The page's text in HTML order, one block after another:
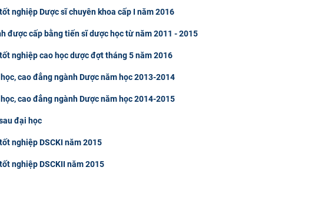
nghiệp Dược sĩ chuyên khoa cấp I năm 2016
được cấp bằng tiến sĩ dược học từ năm 2011 - 2015
nghiệp cao học dược đợt tháng 5 năm 2016
cao đẳng ngành Dược năm học 2013-2014
cao đẳng ngành Dược năm học 2014-2015
đại học
nghiệp DSCKI năm 2015
nghiệp DSCKII năm 2015